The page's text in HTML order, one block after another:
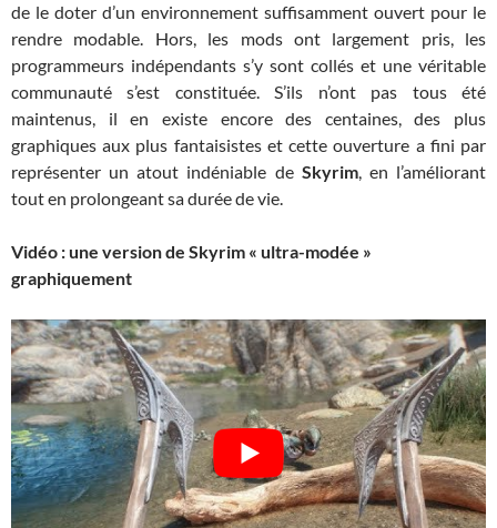
de le doter d’un environnement suffisamment ouvert pour le
rendre modable. Hors, les mods ont largement pris, les
programmeurs indépendants s’y sont collés et une véritable
communauté s’est constituée. S’ils n’ont pas tous été
maintenus, il en existe encore des centaines, des plus
graphiques aux plus fantaisistes et cette ouverture a fini par
représenter un atout indéniable de Skyrim, en l’améliorant
tout en prolongeant sa durée de vie.
Vidéo : une version de Skyrim « ultra-modée »
graphiquement